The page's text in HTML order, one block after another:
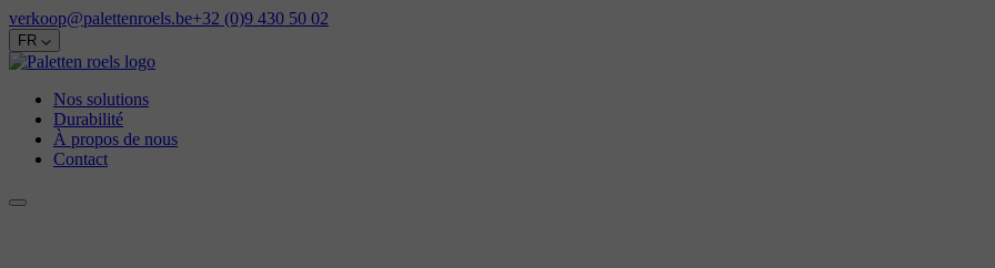
verkoop@palettenroels.be+32 (0)9 430 50 02
FR
Nos solutions
Durabilité
À propos de nous
Contact